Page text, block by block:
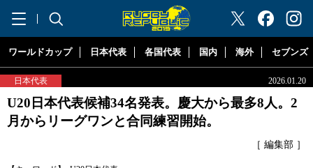
"ラグビーリパブリック"
ワールドカップ 日本代表 各国代表 国内 海外 セブンズ
日本代表 2026.01.20
U20日本代表候補34名発表。慶大から最多8人。2
月からリーグワンと合同練習開始。
［ 編集部 ］